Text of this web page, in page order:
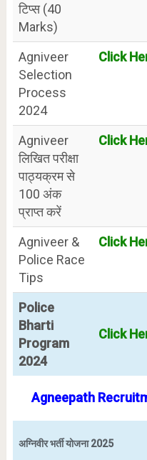
टिप्स (40
Marks)
Agniveer
Selection
Process
2024
Click
Agniveer
लिखित परीक्षा
पाठ्यक्रम से
100 अंक
प्राप्त करें
Click
Agniveer &
Police Race
Tips
Click
Police
Bharti
Program
2024
Click
Agneepath
अग्निवीर भर्ती योजना 2025